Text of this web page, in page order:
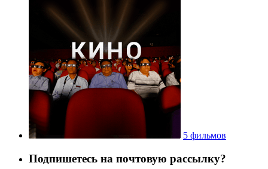
5 фильмов
Подпишетесь на почтовую рассылку?